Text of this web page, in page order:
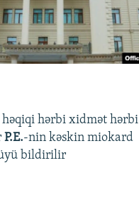
həqiqi hərbi xidmət hərbi
P.E.-nin kəskin miokard
bildirilir